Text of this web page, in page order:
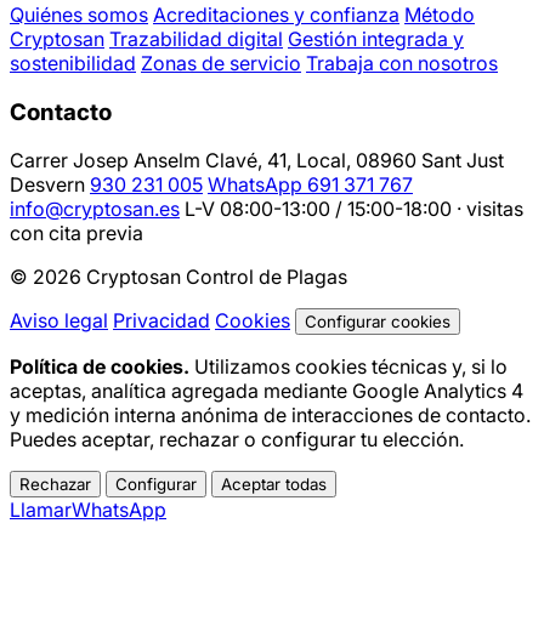
Quiénes somos Acreditaciones y confianza Método
Cryptosan Trazabilidad digital Gestión integrada y
sostenibilidad Zonas de servicio Trabaja con nosotros
Contacto
Carrer Josep Anselm Clavé, 41, Local, 08960 Sant Just
Desvern 930 231 005 WhatsApp 691 371 767
info@cryptosan.es L-V 08:00-13:00 / 15:00-18:00 · visitas
con cita previa
© 2026 Cryptosan Control de Plagas
Aviso legal Privacidad Cookies Configurar cookies
Política de cookies. Utilizamos cookies técnicas y, si lo
aceptas, analítica agregada mediante Google Analytics 4
y medición interna anónima de interacciones de contacto.
Puedes aceptar, rechazar o configurar tu elección.
Rechazar Configurar Aceptar todas
LlamarWhatsApp